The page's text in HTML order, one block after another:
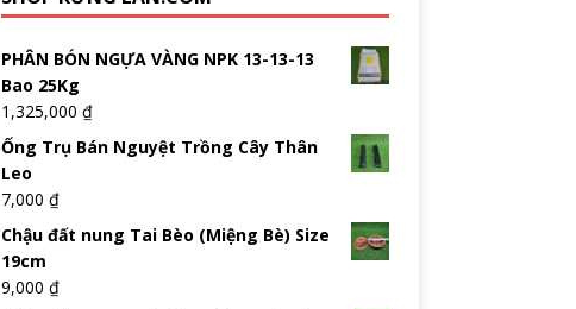
PHÂN BÓN NGỰA VÀNG NPK 13-13-13
Bao 25Kg
1,325,000 ₫
Ống Trụ Bán Nguyệt Trồng Cây Thân
Leo
7,000 ₫
Chậu đất nung Tai Bèo (Miệng Bè) Size
19cm
9,000 ₫